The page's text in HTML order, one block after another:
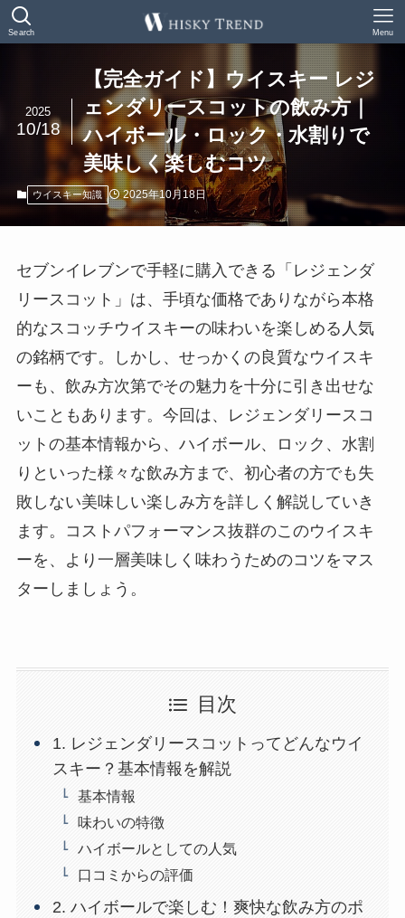
Search Menu
【完全ガイド】ウイスキー レジ
ェンダリースコットの飲み方｜
ハイボール・ロック・水割りで
美味しく楽しむコツ
2025
10/18
ウイスキー知識 2025年10月18日
セブンイレブンで手軽に購入できる「レジェンダ
リースコット」は、手頃な価格でありながら本格
的なスコッチウイスキーの味わいを楽しめる人気
の銘柄です。しかし、せっかくの良質なウイスキ
ーも、飲み方次第でその魅力を十分に引き出せな
いこともあります。今回は、レジェンダリースコ
ットの基本情報から、ハイボール、ロック、水割
りといった様々な飲み方まで、初心者の方でも失
敗しない美味しい楽しみ方を詳しく解説していき
ます。コストパフォーマンス抜群のこのウイスキ
ーを、より一層美味しく味わうためのコツをマス
ターしましょう。
目次
1. レジェンダリースコットってどんなウイ
スキー？基本情報を解説
基本情報
味わいの特徴
ハイボールとしての人気
口コミからの評価
2. ハイボールで楽しむ！爽快な飲み方のポ